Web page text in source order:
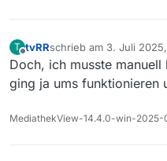
T
Offline
tvRRschrieb am 3. Juli
zuletzt editiert von
Doch, ich musste
ging ja ums funktionieren
MediathekView-14.4.0-win-2025-